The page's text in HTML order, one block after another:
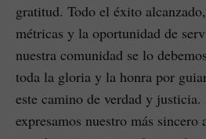
gratitud. Todo el éxito
métricas y la oportunidad de
nuestra comunidad se lo
toda la gloria y la honra por
este camino de verdad y
expresamos nuestro más sincero